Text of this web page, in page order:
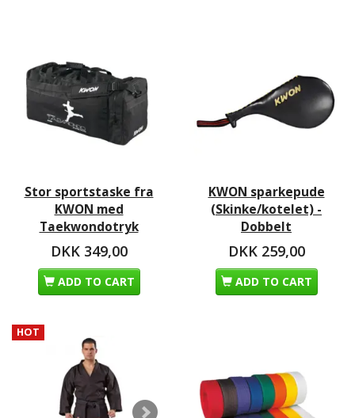
Stor sportstaske fra
KWON med
Taekwondotryk
DKK 349,00
ADD TO CART
KWON sparkepude
(Skinke/kotelet) -
Dobbelt
DKK 259,00
ADD TO CART
HOT